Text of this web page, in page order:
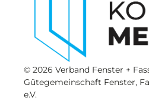
© 2026 Verband Fenster +
Gütegemeinschaft Fenster,
e.V.